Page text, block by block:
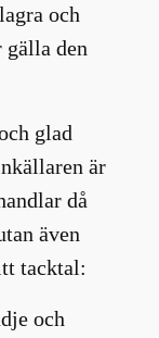
och
gälla den
glad
är
då
även
tacktal:
och